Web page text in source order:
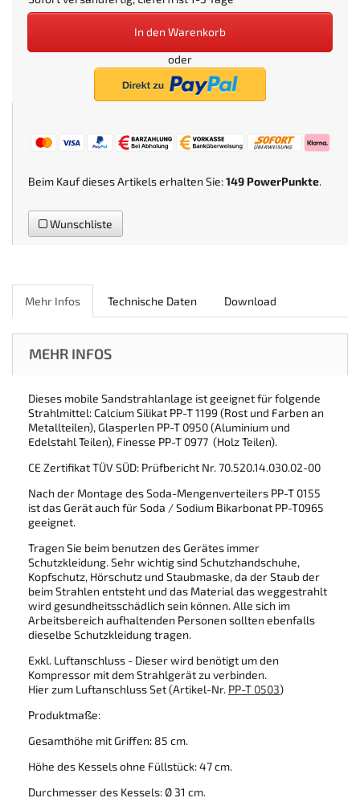
In den Warenkorb
oder
Beim Kauf dieses Artikels erhalten Sie:149 PowerPunkte.
Wunschliste
Mehr Infos Technische Daten Download
MEHR INFOS
Dieses mobile Sandstrahlanlage ist geeignet für folgende
Strahlmittel: Calcium Silikat PP-T 1199 (Rost und Farben an
Metallteilen), Glasperlen PP-T 0950 (Aluminium und
Edelstahl Teilen), Finesse PP-T 0977 (Holz Teilen).
CE Zertifikat TÜV SÜD: Prüfbericht Nr. 70.520.14.030.02-00
Nach der Montage des Soda-Mengenverteilers PP-T 0155
ist das Gerät auch für Soda / Sodium Bikarbonat PP-T0965
geeignet.
Tragen Sie beim benutzen des Gerätes immer
Schutzkleidung. Sehr wichtig sind Schutzhandschuhe,
Kopfschutz, Hörschutz und Staubmaske, da der Staub der
beim Strahlen entsteht und das Material das weggestrahlt
wird gesundheitsschädlich sein können. Alle sich im
Arbeitsbereich aufhaltenden Personen sollten ebenfalls
dieselbe Schutzkleidung tragen.
Exkl. Luftanschluss - Dieser wird benötigt um den
Kompressor mit dem Strahlgerät zu verbinden.
Hier zum Luftanschluss Set (Artikel-Nr. PP-T 0503)
Produktmaße:
Gesamthöhe mit Griffen: 85 cm.
Höhe des Kessels ohne Füllstück: 47 cm.
Durchmesser des Kessels: Ø 31 cm.